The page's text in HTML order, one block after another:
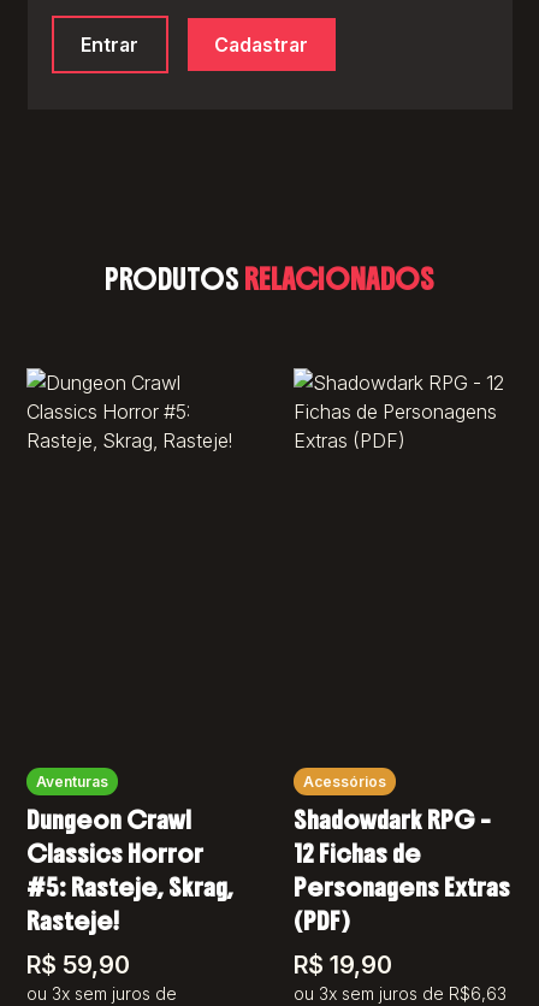
Entrar Cadastrar
PRODUTOS RELACIONADOS
Aventuras
Dungeon Crawl
Classics Horror
#5: Rasteje, Skrag,
Rasteje!
R$ 59,90
ou 3x sem juros de
Acessórios
Shadowdark RPG –
12 Fichas de
Personagens Extras
(PDF)
R$ 19,90
ou 3x sem juros de R$6,63